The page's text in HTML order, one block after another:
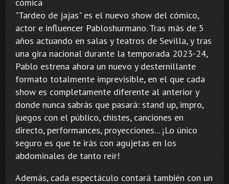
"Tardeo de jajas" es el nuevo show del cómico,
actor e influencer Pabloshurmano. Tras más de 5
años actuando en salas y teatros de Sevilla, y tras
una gira nacional durante la temporada 2023-24,
Pablo estrena ahora un nuevo y desternillante
formato totalmente imprevisible, en el que cada
show es completamente diferente al anterior y
donde nunca sabrás que pasará: stand up, impro,
juegos con el público, chistes, canciones en
directo, performances, proyecciones... ¡Lo único
seguro es que te irás con agujetas en los
abdominales de tanto reír!
Además, cada espectáculo contará también con un